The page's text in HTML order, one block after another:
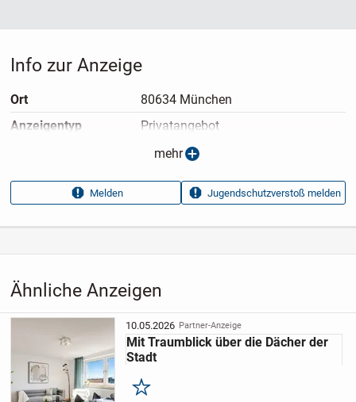
Ähnliche Anzeigen
10.05.2026 Partner-Anzeige
Mit Traumblick über die Dächer der
Stadt
Merken
Info zur Anzeige
Ort
80634 München
Anzeigen­typ
Privatangebot
13.05.2026
Anzeigen­kennung
681c55e0
Aufrufe dieser
14
mehr
Melden Jugendschutzverstoß melden